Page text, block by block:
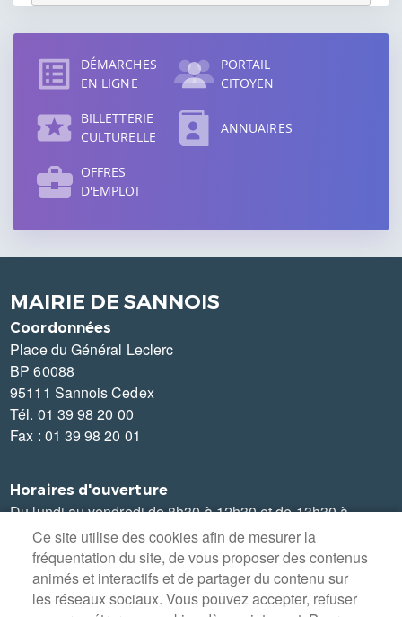
direct
DÉMARCHES
EN LIGNE
PORTAIL
CITOYEN
BILLETTERIE
CULTURELLE
ANNUAIRES
OFFRES
D'EMPLOI
MAIRIE DE SANNOIS
Coordonnées
Place du Général Leclerc
BP 60088
95111 Sannois Cedex
Tél. 01 39 98 20 00
Fax : 01 39 98 20 01
Horaires d'ouverture
Du lundi au vendredi de 8h30 à 12h30 et de 13h30 à
17h30
Le samedi de 8h30 à 12h (état-civil)
Fermeture au public le mardi après-midi
Ce site utilise des cookies afin de mesurer la
fréquentation du site, de vous proposer des contenus
animés et interactifs et de partager du contenu sur
les réseaux sociaux. Vous pouvez accepter, refuser